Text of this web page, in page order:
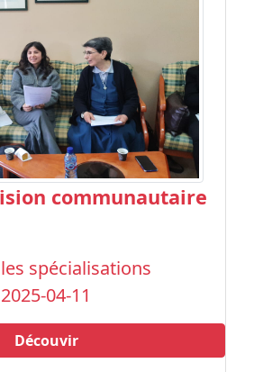
communautaire
spécialisations
2025-04-11
Découvir